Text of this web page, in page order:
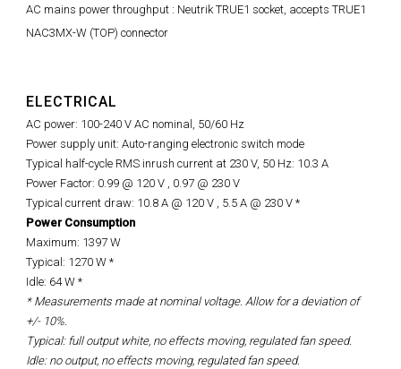
AC mains power throughput : Neutrik TRUE1 socket, accepts TRUE1
NAC3MX-W (TOP) connector
ELECTRICAL
AC power: 100-240 V AC nominal, 50/60 Hz
Power supply unit: Auto-ranging electronic switch mode
Typical half-cycle RMS inrush current at 230 V, 50 Hz: 10.3 A
Power Factor: 0.99 @ 120 V , 0.97 @ 230 V
Typical current draw: 10.8 A @ 120 V , 5.5 A @ 230 V *
Power Consumption
Maximum: 1397 W
Typical: 1270 W *
Idle: 64 W *
* Measurements made at nominal voltage. Allow for a deviation of
+/- 10%.
Typical: full output white, no effects moving, regulated fan speed.
Idle: no output, no effects moving, regulated fan speed.